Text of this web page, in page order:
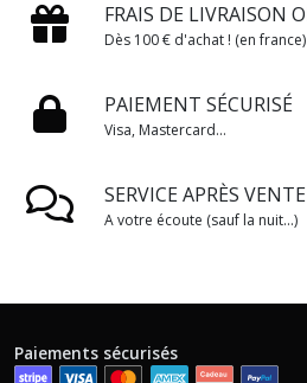
FRAIS DE LIVRAISON
Dès 100 € d'achat ! (en france)
PAIEMENT SÉCURISÉ
Visa, Mastercard...
SERVICE APRÈS VENTE
A votre écoute (sauf la nuit...)
Paiements sécurisés